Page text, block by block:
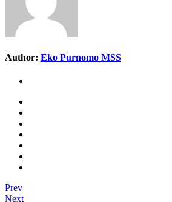
Author: Eko Purnomo MSS
Prev
Next